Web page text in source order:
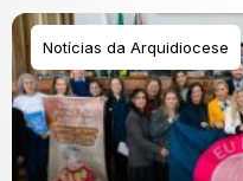
Notícias da Arquidiocese